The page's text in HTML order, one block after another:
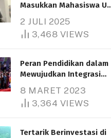
Masukkan Mahasiswa UT
Bantuan Pendidikan
Gratispol
2 JULI 2025
3,468 VIEWS
Peran Pendidikan dalam
Mewujudkan Integrasi
8 MARET 2023
3,364 VIEWS
Tertarik Berinvestasi di